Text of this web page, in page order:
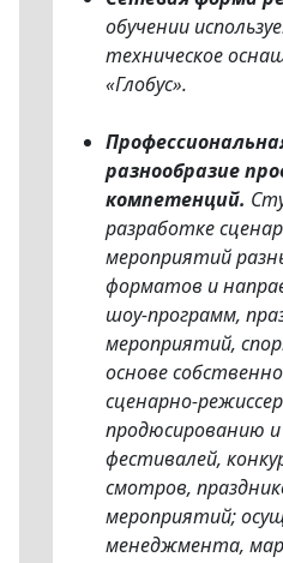
обучении
техническое
«Глобус».
разнообразие
компетенций.
разработке
мероприятий
форматов и
шоу-программ,
мероприятий,
основе
сценарно-
продюсированию
фестивалей,
смотров,
мероприятий;
менеджмента,